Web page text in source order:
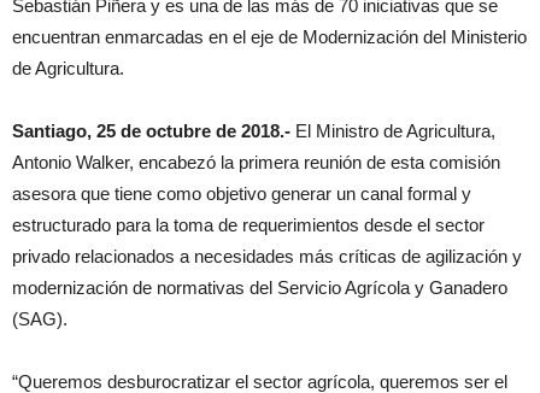
Sebastián Piñera y es una de las más de 70 iniciativas que se
encuentran enmarcadas en el eje de Modernización del Ministerio
de Agricultura.
Santiago, 25 de octubre de 2018.- El Ministro de Agricultura,
Antonio Walker, encabezó la primera reunión de esta comisión
asesora que tiene como objetivo generar un canal formal y
estructurado para la toma de requerimientos desde el sector
privado relacionados a necesidades más críticas de agilización y
modernización de normativas del Servicio Agrícola y Ganadero
(SAG).
“Queremos desburocratizar el sector agrícola, queremos ser el